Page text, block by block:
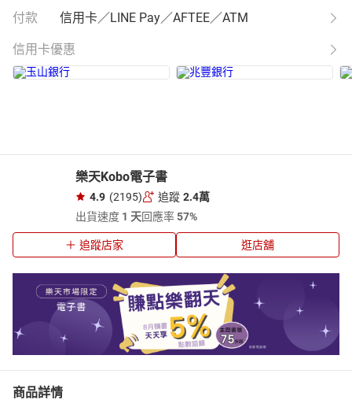
付款 信用卡／LINE Pay／AFTEE／ATM
信用卡優惠
樂天Kobo電子書
4.9 (2195) 追蹤 2.4萬
出貨速度 1 天回應率57%
追蹤店家 逛店舖
商品詳情